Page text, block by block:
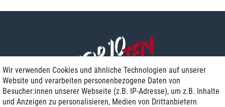
Wir verwenden Cookies und ähnliche Technologien auf unserer
Website und verarbeiten personenbezogene Daten von
Besucher:innen unserer Webseite (z.B. IP-Adresse), um z.B. Inhalte
und Anzeigen zu personalisieren, Medien von Drittanbietern